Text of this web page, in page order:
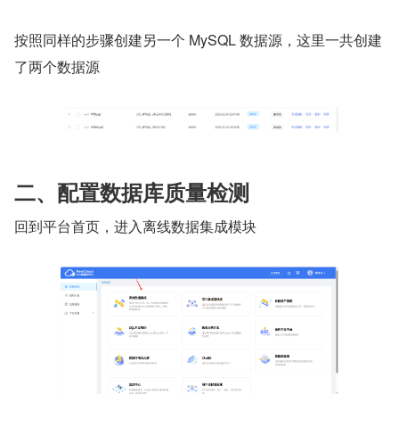
按照同样的步骤创建另一个 MySQL 数据源，这里一共创建
了两个数据源
二、配置数据库质量检测
回到平台首页，进入离线数据集成模块